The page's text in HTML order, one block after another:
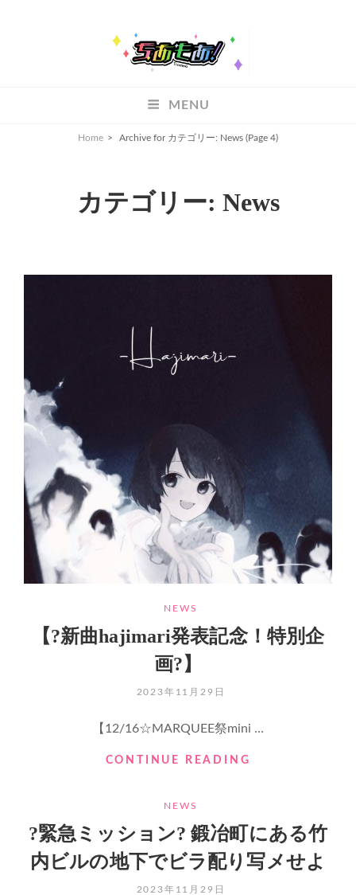
MENU
Home > Archive for カテゴリー: News (Page 4)
カテゴリー: News
CATEGORIES
NEWS
【?新曲hajimari発表記念！特別企
画?】
POSTED
2023年11月29日
【12/16☆MARQUEE祭mini …
CONTINUE READING
発
表
記
念！
CATEGORIES
NEWS
?緊急ミッション? 鍛冶町にある竹
内ビルの地下でビラ配り写メせよ
POSTED
2023年11月29日